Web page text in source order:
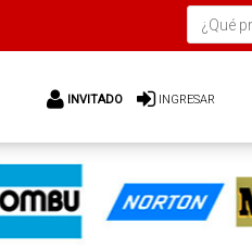
INVITADO INGRESAR